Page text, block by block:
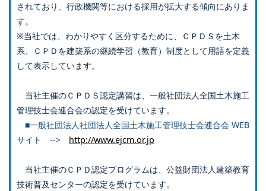
されており、行政機関等における採用が拡大する傾向にありま
す。
※当社では、わかりやすく区分するために、ＣＰＤＳを土木
系、ＣＰＤを建築系の継続学習（教育）制度として用語を定義
して表示しています。
当社主催のＣＰＤＳ認定講習は、一般社団法人全国土木施工
管理技士会連合会の認定を受けています。
■一般社団法人社団法人全国土木施工管理技士会連合会 WEB
サイト --> http://www.ejcm.or.jp
当社主催のＣＰＤ認定プログラムは、公益財団法人建築教育
技術普及センターの認定を受けています。